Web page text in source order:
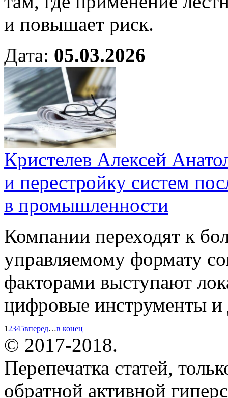
и повышает риск.
Дата: 05.03.2026
Кристелев Алексей
и перестройку систем
в промышленности
Компании переходят к
управляемому формату
факторами выступают
цифровые инструменты и
1 2345вперед…в конец
© 2017-2018.
Перепечатка статей,
обратной активной